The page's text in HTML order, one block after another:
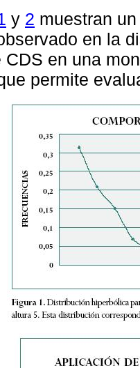
y 2 muestran
en la
CDS en una
permite